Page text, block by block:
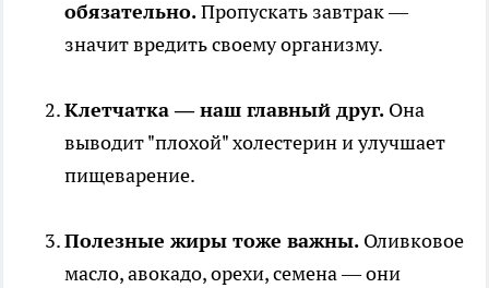
обязательно.Пропускать завтрак —
значит вредить своему организму.
Клетчатка — наш главный друг. Она
выводит "плохой" холестерин и улучшает
пищеварение.
Полезные жиры тоже важны. Оливковое
масло, авокадо, орехи, семена — они